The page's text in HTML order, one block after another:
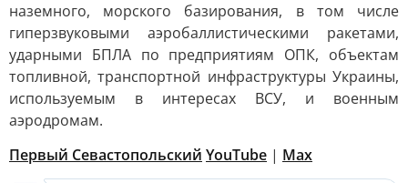
наземного, морского базирования, в том числе
гиперзвуковыми аэробаллистическими ракетами,
ударными БПЛА по предприятиям ОПК, объектам
топливной, транспортной инфраструктуры Украины,
используемым в интересах ВСУ, и военным
аэродромам.
Первый Севастопольский YouTube | Max